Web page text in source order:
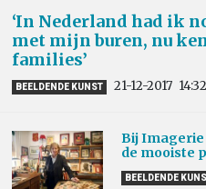
‘In Nederland had ik
met mijn buren, nu
families’
BEELDENDE KUNST 21-12-2017 14:32
Bij Imagerie
de mooiste
BEELDENDE